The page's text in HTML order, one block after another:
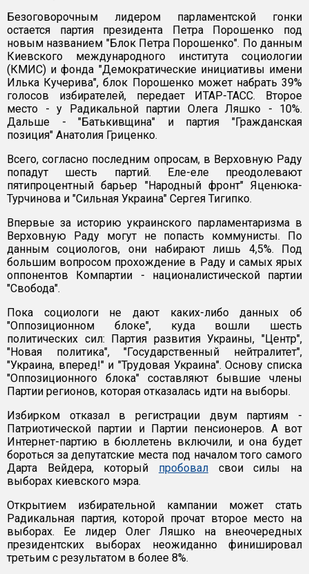
Безоговорочным лидером парламентской гонки
остается партия президента Петра Порошенко под
новым названием "Блок Петра Порошенко". По данным
Киевского международного института социологии
(КМИС) и фонда "Демократические инициативы имени
Илька Кучерива", блок Порошенко может набрать 39%
голосов избирателей, передает ИТАР-ТАСС. Второе
место - у Радикальной партии Олега Ляшко - 10%.
Дальше - "Батькивщина" и партия "Гражданская
позиция" Анатолия Гриценко.
Всего, согласно последним опросам, в Верховную Раду
попадут шесть партий. Еле-еле преодолевают
пятипроцентный барьер "Народный фронт" Яценюка-
Турчинова и "Сильная Украина" Сергея Тигипко.
Впервые за историю украинского парламентаризма в
Верховную Раду могут не попасть коммунисты. По
данным социологов, они набирают лишь 4,5%. Под
большим вопросом прохождение в Раду и самых ярых
оппонентов Компартии - националистической партии
"Свобода".
Пока социологи не дают каких-либо данных об
"Оппозиционном блоке", куда вошли шесть
политических сил: Партия развития Украины, "Центр",
"Новая политика", "Государственный нейтралитет",
"Украина, вперед!" и "Трудовая Украина". Основу списка
"Оппозиционного блока" составляют бывшие члены
Партии регионов, которая отказалась идти на выборы.
Избирком отказал в регистрации двум партиям -
Патриотической партии и Партии пенсионеров. А вот
Интернет-партию в бюллетень включили, и она будет
бороться за депутатские места под началом того самого
Дарта Вейдера, который пробовал свои силы на
выборах киевского мэра.
Открытием избирательной кампании может стать
Радикальная партия, которой прочат второе место на
выборах. Ее лидер Олег Ляшко на внеочередных
президентских выборах неожиданно финишировал
третьим с результатом в более 8%.